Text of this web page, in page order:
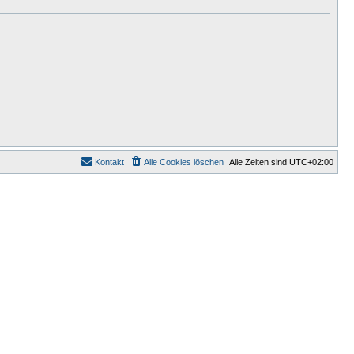
Alle Zeiten sind UTC+02:00
Alle Cookies löschen
Kontakt